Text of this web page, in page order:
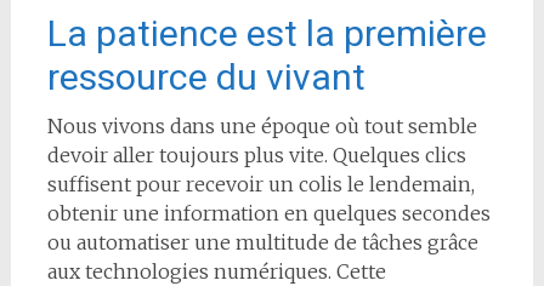
La patience est la première
ressource du vivant
Nous vivons dans une époque où tout semble
devoir aller toujours plus vite. Quelques clics
suffisent pour recevoir un colis le lendemain,
obtenir une information en quelques secondes
ou automatiser une multitude de tâches grâce
aux technologies numériques. Cette